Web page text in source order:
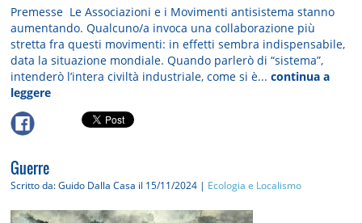
Premesse Le Associazioni e i Movimenti antisistema stanno
aumentando. Qualcuno/a invoca una collaborazione più
stretta fra questi movimenti: in effetti sembra indispensabile,
data la situazione mondiale. Quando parlerò di “sistema”,
intenderò l’intera civiltà industriale, come si è...continua a
leggere
Guerre
Scritto da: Guido Dalla Casa il 15/11/2024 | Ecologia e Localismo